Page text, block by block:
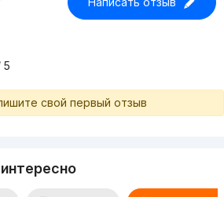
5
свой первый отзыв